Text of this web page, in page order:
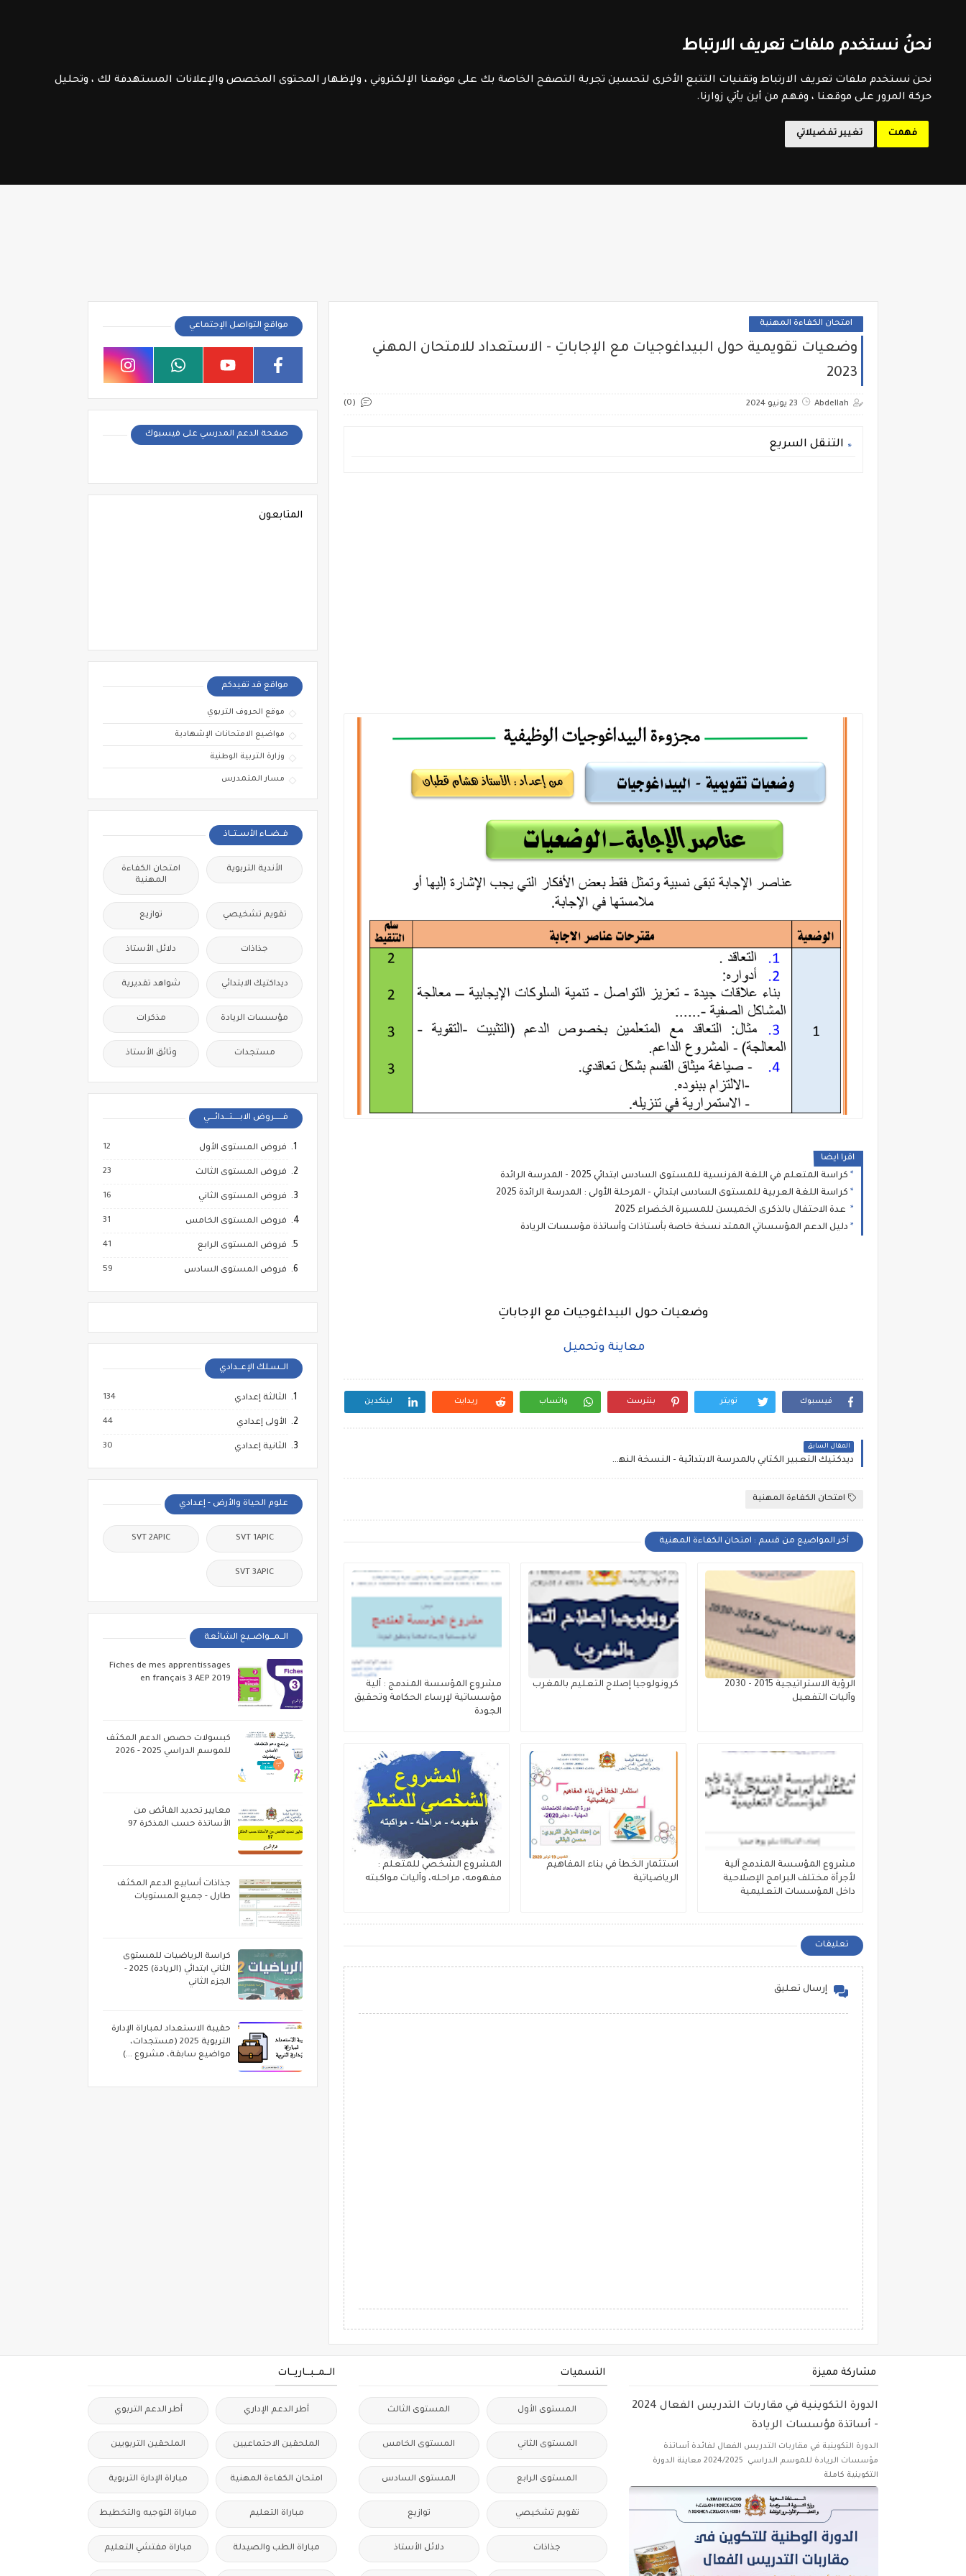
نحنُ نستخدم ملفات تعريف الارتباط
نحن نستخدم ملفات تعريف الارتباط وتقنيات التتبع الأخرى لتحسين تجربة التصفح الخاصة بك على موقعنا الإلكتروني ، ولإظهار المحتوى المخصص والإعلانات المستهدفة لك ، وتحليل
حركة المرور على موقعنا ، وفهم من أين يأتي زوارنا.
فهمت تغيير تفضيلاتي
امتحان الكفاءة المهنية
وضعيات تقويمية حول البيداغوجيات مع الإجاباتِ - الاستعداد للامتحان المهني
2023
Abdellah 23 يونيو 2024 (0)
التنقل السريع
اقرا ايضا
كراسة المتعلم في اللغة الفرنسية للمستوى السادس ابتدائي 2025 - المدرسة الرائدة
كراسة اللغة العربية للمستوى السادس ابتدائي - المرحلة الأولى : المدرسة الرائدة 2025
عدة الاحتفال بالذكرى الخميسن للمسيرة الخضراء 2025
دليل الدعم المؤسساتي الممتد نسخة خاصة بأستاذات وأساتذة مؤسسات الريادة
وضعيات حول البيداغوجيات مع الإجاباتِ
معاينة وتحميل
فيسبوك تويتر بنترست واتساب ريدايت لينكدين
المقال السابق
ديدكتيك التعبير الكتابي بالمدرسة الابتدائية - النسخة النهائية من المنهاج المنقح
امتحان الكفاءة المهنية
أخر المواضيع من قسم : امتحان الكفاءة المهنية
الرؤية الاستراتيجية 2015 - 2030
وآليات التفعيل
كرونولوجيا إصلاح التعليم بالمغرب
مشروع المؤسسة المندمج : آلية
مؤسساتية لإرساء الحكامة وتحقيق
الجودة
مشروع المؤسسة المندمج آلية
لأجرأة مختلف البرامج الإصلاحية
داخل المؤسسات التعليمية
استثمار الخطأ في بناء المفاهيم
الرياضياتية
المشروع الشخصي للمتعلم :
مفهومه، مراحله، وآليات مواكبته
تعليقات
إرسال تعليق
مواقع التواصل الإجتماعي
صفحة الدعم المدرسي على فيسبوك
المتابعون
مواقع قد تفيدكم
موقع الحروف التربوي
مواضيع الامتحانات الإشهادية
وزارة التربية الوطنية
مسار المتمدرس
فــضــاء الأســتــاذ
الأندية التربوية
امتحان الكفاءة
المهنية
تقويم تشخيصي توازيع
جذاذات دلائل الأستاذ
ديداكتيك الابتدائي شواهد تقديرية
مؤسسات الريادة مذكرات
مستجدات وثائق الأستاذ
فــــــروض الابـــــتـــدائــــي
فروض المستوى الأول 12
فروض المستوى الثالث 23
فروض المستوى الثاني 16
فروض المستوى الخامس 31
فروض المستوى الرابع 41
فروض المستوى السادس 59
الــسـلك الإعــدادي
الثالثة إعدادي 134
الأولى إعدادي 44
الثانية إعدادي 30
علوم الحياة والأرض - إعدادي
SVT 1APIC
SVT 2APIC
SVT 3APIC
الــمـــواضــيع الشائعة
Fiches de mes apprentissages
en français 3 AEP 2019
كبسولات حصص الدعم المكثف
للموسم الدراسي 2025 - 2026
معايير تحديد الفائض من
الأساتذة حسب المذكرة 97
جذاذات أسابيع الدعم المكثف
طارل - جميع المستويات
كراسة الرياضيات للمستوى
الثاني ابتدائي (الريادة) 2025 -
الجزء الثاني
حقيبة الاستعداد لمباراة الإدارة
التربوية 2025 (مستجدات،
مواضيع سابقة، مشروع ...)
مشاركة مميزة
الدورة التكوينية في مقاربات التدريس الفعال 2024
- أساتذة مؤسسات الريادة
الدورة التكوينية في مقاربات التدريس الفعال لفائدة أساتذة
مؤسسات الريادة للموسم الدراسي 2024/2025 معاينة الدورة
التكوينية كاملة
التسميات
المستوى الأول المستوى الثالث
المستوى الثاني المستوى الخامس
المستوى الرابع المستوى السادس
تقويم تشخيصي توازيع
جذاذات دلائل الأستاذ
الــمــبــاريــات
أطر الدعم الإداري أطر الدعم التربوي
الملحقين الاحتماعيين الملحقين التربويين
امتحان الكفاءة المهنية مباراة الإدارة التربوية
مباراة التعليم مباراة التوجيه والتخطيط
مباراة الطب والصيدلة مباراة مفتشي التعليم